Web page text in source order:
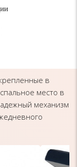
в
место в
механизм